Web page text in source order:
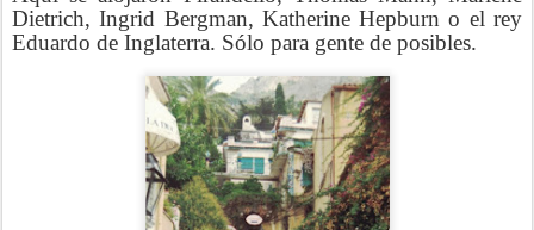
Dietrich, Ingrid Bergman, Katherine Hepburn o el rey
Eduardo de Inglaterra. Sólo para gente de posibles.